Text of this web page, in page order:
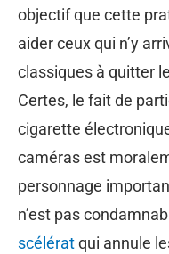
objectif que cette
aider ceux qui n’y
classiques à quitter
Certes, le fait de
cigarette
caméras est
personnage
n’est pas
scélératqui annule